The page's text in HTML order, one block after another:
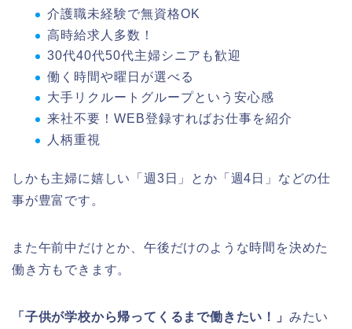
介護職未経験で無資格OK
高時給求人多数！
30代40代50代主婦シニアも歓迎
働く時間や曜日が選べる
大手リクルートグループという安心感
来社不要！WEB登録すればお仕事を紹介
人柄重視
しかも主婦に嬉しい「週3日」とか「週4日」などの仕
事が豊富です。
また午前中だけとか、午後だけのような時間を決めた
働き方もできます。
「子供が学校から帰ってくるまで働きたい！」 みたい